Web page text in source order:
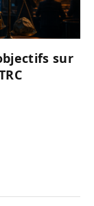
sur